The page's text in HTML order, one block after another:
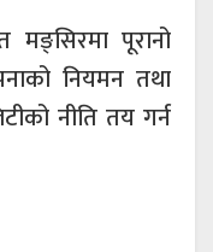
मङ्सिरमा पूरानो
नियमन तथा
नीति तय गर्न